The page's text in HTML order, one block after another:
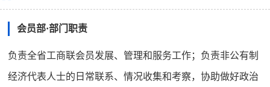
会员部·部门职责
负责全省工商联会员发展、管理和服务工作；负责非公有制
经济代表人士的日常联系、情况收集和考察，协助做好政治